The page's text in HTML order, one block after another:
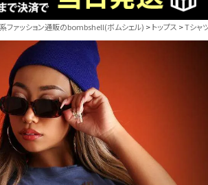
B/bomb
ファッション通販のbombshell(ボムシェル) トップス Tシャ